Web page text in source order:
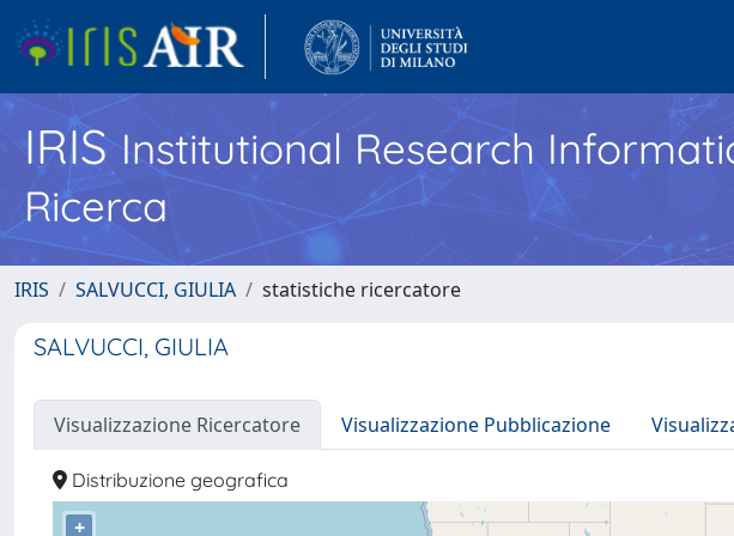
IRISInstitutional Research
Ricerca
IRIS SALVUCCI, GIULIA statistiche ricercatore
SALVUCCI, GIULIA
Visualizzazione Ricercatore Visualizzazione Pubblicazione
Distribuzione geografica
+